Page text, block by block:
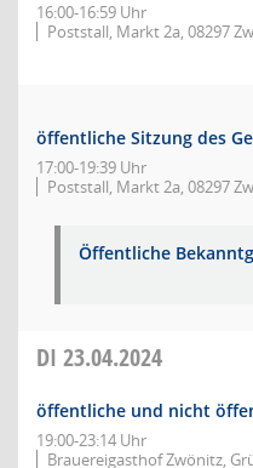
16:00-16:59 Uhr
Poststall, Markt 2a, 08297
öffentliche Sitzung des
17:00-19:39 Uhr
Poststall, Markt 2a, 08297
Öffentliche
DI 23.04.2024
öffentliche und nicht
19:00-23:14 Uhr
Brauereigasthof Zwönitz,